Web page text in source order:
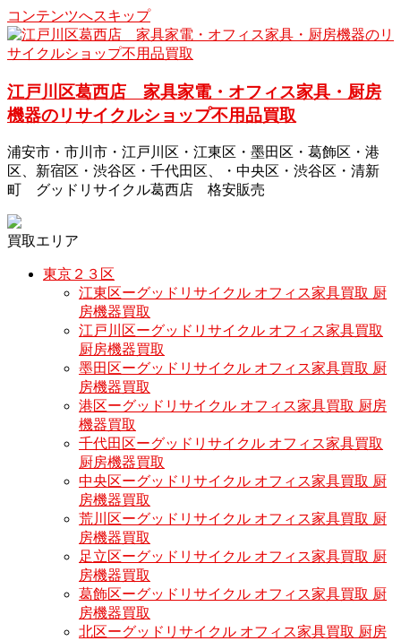
コンテンツへスキップ
江戸川区葛西店 家具家電・オフィス家具・厨房
機器のリサイクルショップ不用品買取
浦安市・市川市・江戸川区・江東区・墨田区・葛飾区・港
区、新宿区・渋谷区・千代田区、・中央区・渋谷区・清新
町 グッドリサイクル葛西店 格安販売
買取エリア
東京２３区
江東区ーグッドリサイクル オフィス家具買取 厨
房機器買取
江戸川区ーグッドリサイクル オフィス家具買取
厨房機器買取
墨田区ーグッドリサイクル オフィス家具買取 厨
房機器買取
港区ーグッドリサイクル オフィス家具買取 厨房
機器買取
千代田区ーグッドリサイクル オフィス家具買取
厨房機器買取
中央区ーグッドリサイクル オフィス家具買取 厨
房機器買取
荒川区ーグッドリサイクル オフィス家具買取 厨
房機器買取
足立区ーグッドリサイクル オフィス家具買取 厨
房機器買取
葛飾区ーグッドリサイクル オフィス家具買取 厨
房機器買取
北区ーグッドリサイクル オフィス家具買取 厨房